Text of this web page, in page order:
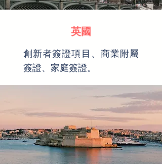
英國
創新者簽證項目、商業附屬
簽證、家庭簽證。